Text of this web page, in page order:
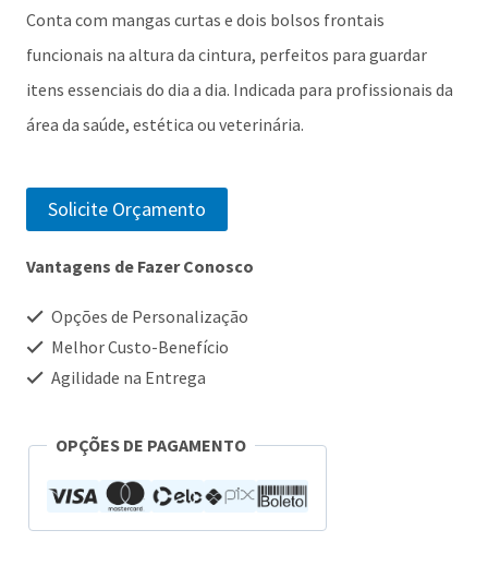
Conta com mangas curtas e dois bolsos frontais
funcionais na altura da cintura, perfeitos para guardar
itens essenciais do dia a dia. Indicada para profissionais da
área da saúde, estética ou veterinária.
Solicite Orçamento
Vantagens de Fazer Conosco
Opções de Personalização
Melhor Custo-Benefício
Agilidade na Entrega
OPÇÕES DE PAGAMENTO